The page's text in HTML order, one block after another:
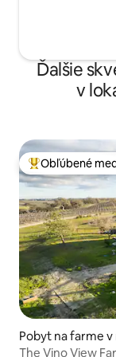
Ďalšie
v
Najobľúbenejšie
Obľúbené
Pobyt na farme v
The Vino View